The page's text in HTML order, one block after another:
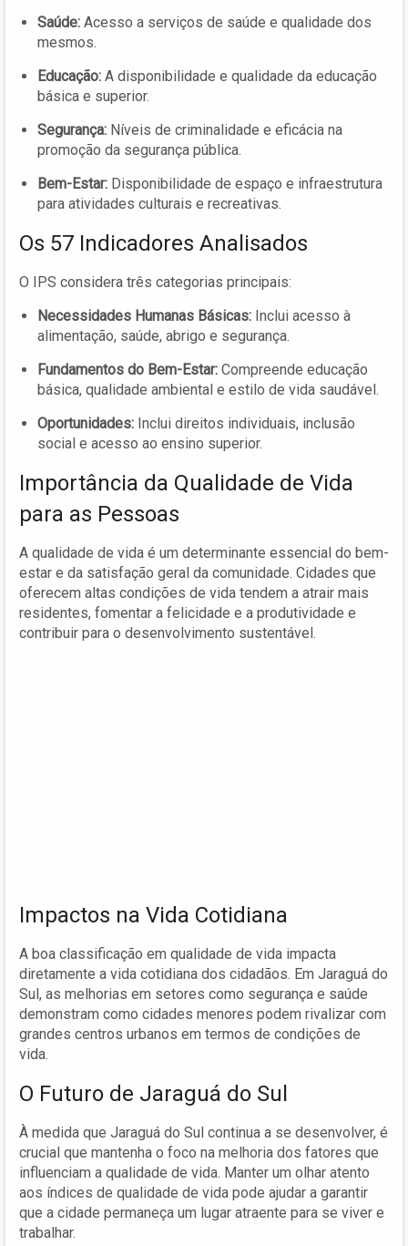
Saúde: Acesso a serviços de saúde e qualidade dos
mesmos.
Educação: A disponibilidade e qualidade da educação
básica e superior.
Segurança: Níveis de criminalidade e eficácia na
promoção da segurança pública.
Bem-Estar: Disponibilidade de espaço e infraestrutura
para atividades culturais e recreativas.
Os 57 Indicadores Analisados
O IPS considera três categorias principais:
Necessidades Humanas Básicas: Inclui acesso à
alimentação, saúde, abrigo e segurança.
Fundamentos do Bem-Estar: Compreende educação
básica, qualidade ambiental e estilo de vida saudável.
Oportunidades: Inclui direitos individuais, inclusão
social e acesso ao ensino superior.
Importância da Qualidade de Vida
para as Pessoas
A qualidade de vida é um determinante essencial do bem-
estar e da satisfação geral da comunidade. Cidades que
oferecem altas condições de vida tendem a atrair mais
residentes, fomentar a felicidade e a produtividade e
contribuir para o desenvolvimento sustentável.
Impactos na Vida Cotidiana
A boa classificação em qualidade de vida impacta
diretamente a vida cotidiana dos cidadãos. Em Jaraguá do
Sul, as melhorias em setores como segurança e saúde
demonstram como cidades menores podem rivalizar com
grandes centros urbanos em termos de condições de
vida.
O Futuro de Jaraguá do Sul
À medida que Jaraguá do Sul continua a se desenvolver, é
crucial que mantenha o foco na melhoria dos fatores que
influenciam a qualidade de vida. Manter um olhar atento
aos índices de qualidade de vida pode ajudar a garantir
que a cidade permaneça um lugar atraente para se viver e
trabalhar.